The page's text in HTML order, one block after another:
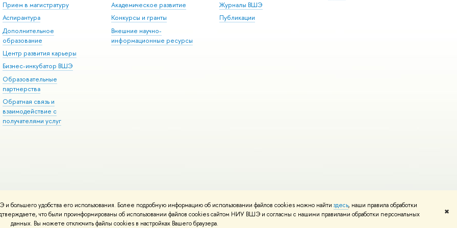
удобства его использования. Более подробную информацию об использовании файлов cookies можно найти здесь, наши правила обработки
что были проинформированы об использовании файлов cookies сайтом НИУ ВШЭ и согласны с нашими правилами обработки персональных
данных. Вы можете отключить файлы cookies в настройках Вашего браузера.
✖
Прием в магистратуру
Аспирантура
Дополнительное
образование
Центр развития карьеры
Бизнес-инкубатор ВШЭ
Образовательные
партнерства
Обратная связь и
взаимодействие с
получателями услуг
Академическое развитие
Конкурсы и гранты
Внешние научно-
информационные ресурсы
Журналы ВШЭ
Публикации
Редактору
Условия использования материалов Политика конфиденциальности Карта сайта
вШколе дизайна НИУ ВШЭ